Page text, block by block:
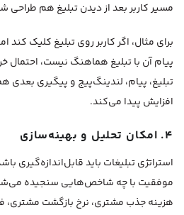
مسیر کاربر بعد از دیدن تبلیغ هم طراحی
برای مثال، اگر کاربر روی تبلیغ کلیک
پیام آن با تبلیغ هماهنگ نیست، احتمال
تبلیغ، پیام، لندینگ‌پیج و پیگیری بعدی
افزایش پیدا می‌کند.
۴. امکان تحلیل و بهینه‌سازی
استراتژی تبلیغات باید قابل‌اندازه‌گیری
موفقیت با چه شاخص‌هایی سنجیده
هزینه جذب مشتری، نرخ بازگشت مشتری،